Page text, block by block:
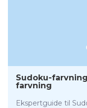
Sudoku-
farvning
Ekspertguide til